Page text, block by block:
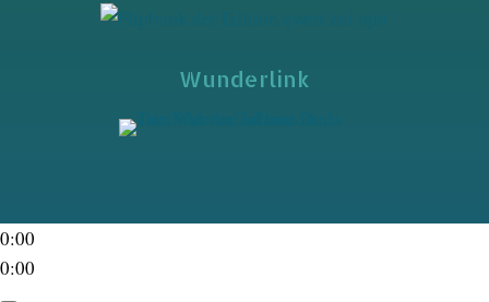
Wunderlink
0:00
0:00